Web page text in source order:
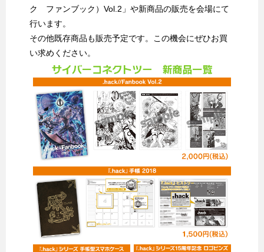
ク ファンブック）Vol.2」や新商品の販売を会場にて
行います。
その他既存商品も販売予定です。この機会にぜひお買
い求めください。